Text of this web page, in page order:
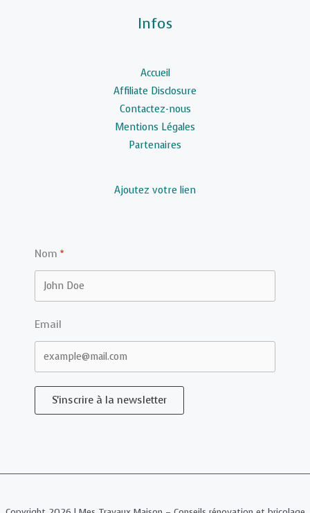
Infos
Accueil
Affiliate Disclosure
Contactez-nous
Mentions Légales
Partenaires
Ajoutez votre lien
Nom
Email
S'inscrire à la newsletter